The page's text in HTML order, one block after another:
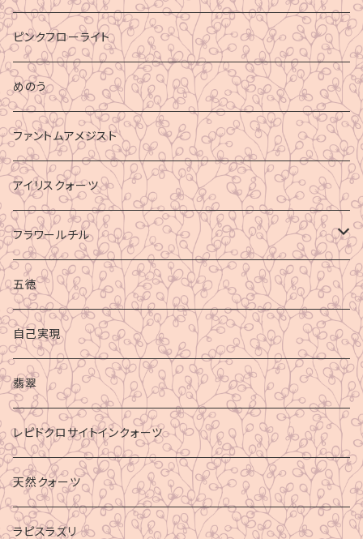
ピンクフローライト
めのう
ファントムアメジスト
アイリスクォーツ
フラワールチル
心身の癒し
グラウディング
マイナスエネルギーからの防御
ビジネス成功
財運
五徳
自己実現
翡翠
レピドクロサイトインクォーツ
天然クォーツ
ラピスラズリ